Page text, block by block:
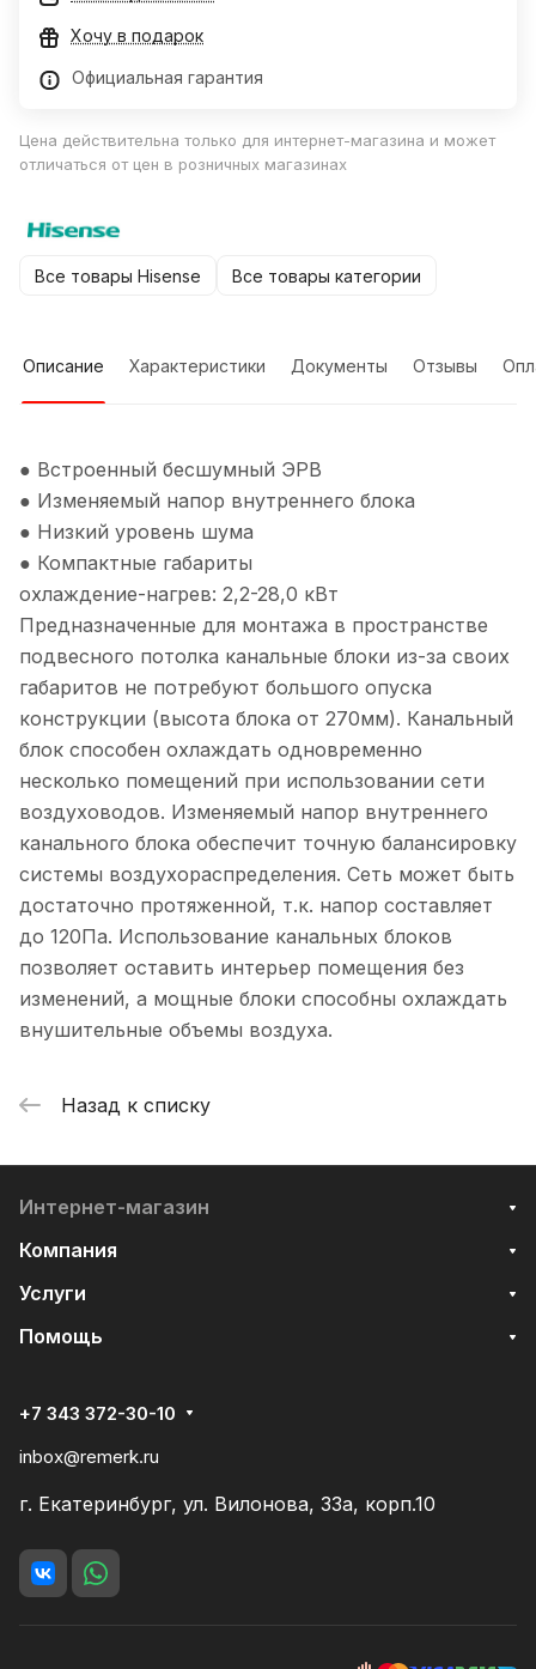
Хочу в подарок
Официальная гарантия
Цена действительна только для интернет-магазина и может
отличаться от цен в розничных магазинах
Все товары Hisense Все товары категории
Описание Характеристики Документы Отзывы
● Встроенный бесшумный ЭРВ
● Изменяемый напор внутреннего блока
● Низкий уровень шума
● Компактные габариты
охлаждение-нагрев: 2,2-28,0 кВт
Предназначенные для монтажа в пространстве
подвесного потолка канальные блоки из-за своих
габаритов не потребуют большого опуска
конструкции (высота блока от 270мм). Канальный
блок способен охлаждать одновременно
несколько помещений при использовании сети
воздуховодов. Изменяемый напор внутреннего
канального блока обеспечит точную балансировку
системы воздухораспределения. Сеть может быть
достаточно протяженной, т.к. напор составляет
до 120Па. Использование канальных блоков
позволяет оставить интерьер помещения без
изменений, а мощные блоки способны охлаждать
внушительные объемы воздуха.
Назад к списку
Интернет-магазин
Компания
Услуги
Помощь
+7 343 372-30-10
inbox@remerk.ru
г. Екатеринбург, ул. Вилонова, 33а, корп.10